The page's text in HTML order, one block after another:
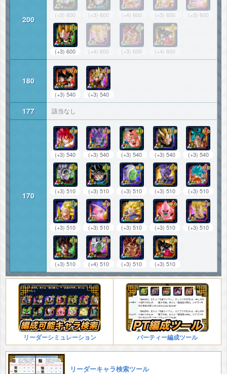
200 (+3) 600 (+3) 600 (+4) 600 (+3) 600 (+3) 600
(+3) 600 (+4) 600 (+3) 600 (+4) 600
180
(+3) 540 (+3) 540
177 該当なし
170
(+3) 540 (+3) 540 (+3) 540 (+3) 540 (+3) 540
(+3) 510 (+3) 510 (+3) 510 (+3) 510 (+3) 510
(+3) 510 (+3) 510 (+3) 510 (+3) 510 (+3) 510
(+3) 510 (+4) 510 (+3) 510 (+3) 510
リーダーシミュレーション パーティー編成ツール
リーダーキャラ検索ツール